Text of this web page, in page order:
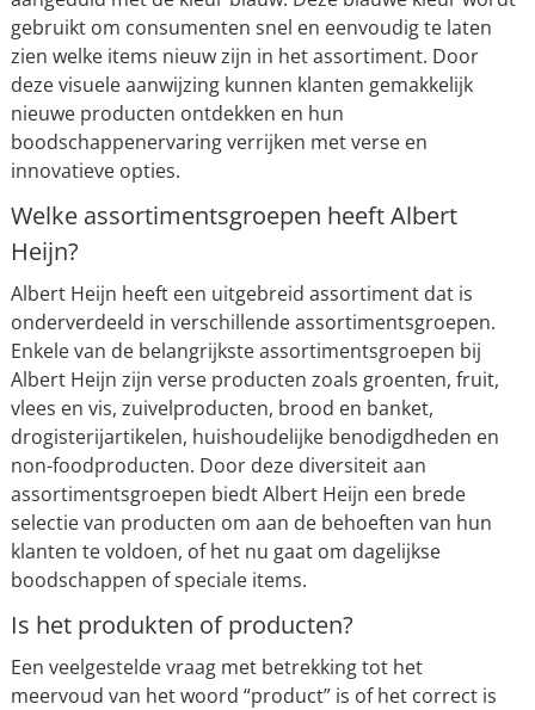
gebruikt om consumenten snel en eenvoudig te laten
zien welke items nieuw zijn in het assortiment. Door
deze visuele aanwijzing kunnen klanten gemakkelijk
nieuwe producten ontdekken en hun
boodschappenervaring verrijken met verse en
innovatieve opties.
Welke assortimentsgroepen heeft Albert
Heijn?
Albert Heijn heeft een uitgebreid assortiment dat is
onderverdeeld in verschillende assortimentsgroepen.
Enkele van de belangrijkste assortimentsgroepen bij
Albert Heijn zijn verse producten zoals groenten, fruit,
vlees en vis, zuivelproducten, brood en banket,
drogisterijartikelen, huishoudelijke benodigdheden en
non-foodproducten. Door deze diversiteit aan
assortimentsgroepen biedt Albert Heijn een brede
selectie van producten om aan de behoeften van hun
klanten te voldoen, of het nu gaat om dagelijkse
boodschappen of speciale items.
Is het produkten of producten?
Een veelgestelde vraag met betrekking tot het
meervoud van het woord “product” is of het correct is